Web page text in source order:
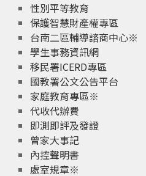
性別平等教育
保護智慧財產權專區
台南二區輔導諮商中心※
學生事務資訊網
移民署ICERD專區
國教署公文公告平台
家庭教育專區※
代收代辦費
即測即評及發證
曾家大事記
內控聲明書
處室規章※